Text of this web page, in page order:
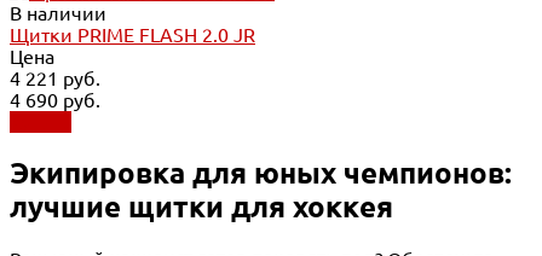
В наличии
Щитки PRIME FLASH 2.0 JR
Цена
4 221 руб.
4 690 руб.
Экипировка для юных чемпионов:
лучшие щитки для хоккея